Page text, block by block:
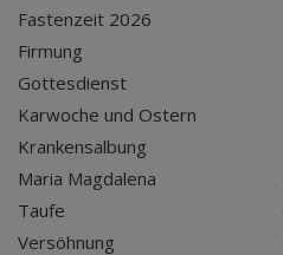
Fastenzeit 2026
Firmung
Gottesdienst
Karwoche und Ostern
Krankensalbung
Maria Magdalena
Taufe
Versöhnung